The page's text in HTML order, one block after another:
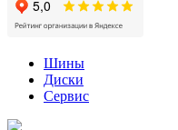
Шины
Диски
Сервис